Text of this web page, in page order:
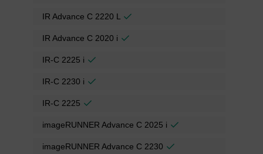
IR Advance C 2220 L
IR Advance C 2020 i
IR-C 2225 i
IR-C 2230 i
IR-C 2225
imageRUNNER Advance C 2025 i
imageRUNNER Advance C 2230